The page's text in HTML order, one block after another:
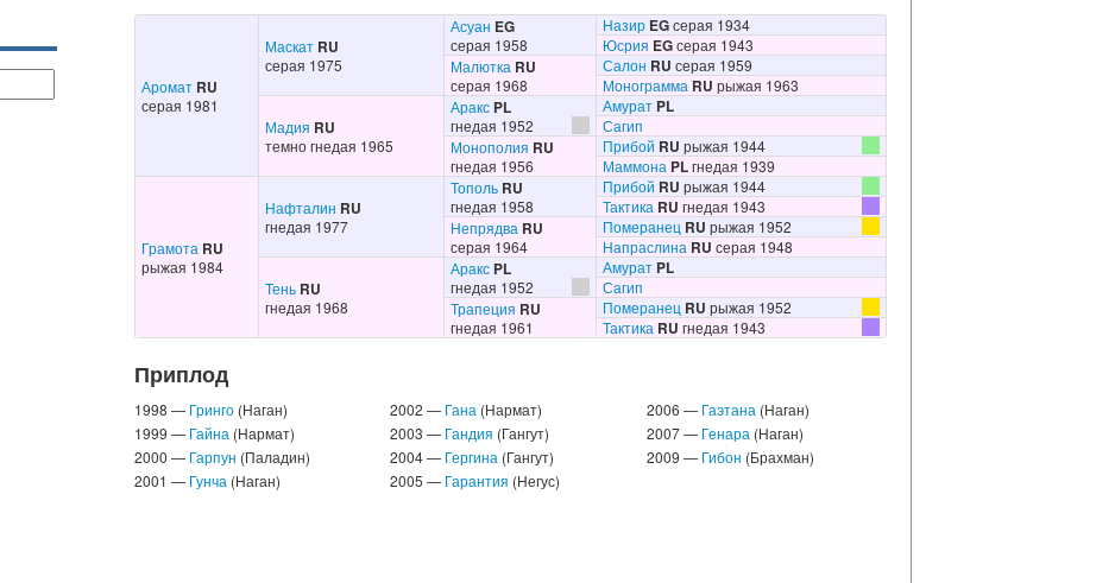
Аромат RU
серая 1981
Маскат RU
серая 1975
Асуан EG
серая 1958
Назир EGсерая 1934
Юсрия EGсерая 1943
Малютка RU
серая 1968
Салон RU серая 1959
Монограмма RU рыжая 1963
Мадия RU
темно гнедая 1965
Аракс PL
гнедая 1952
Амурат PL
Сагип
Монополия RU
гнедая 1956
Прибой RU рыжая 1944
Маммона PLгнедая 1939
Грамота RU
рыжая 1984
Нафталин RU
гнедая 1977
Тополь RU
гнедая 1958
Прибой RU рыжая 1944
Тактика RU гнедая 1943
Непрядва RU
серая 1964
Померанец RU рыжая 1952
Напраслина RU серая 1948
Тень RU
гнедая 1968
Аракс PL
гнедая 1952
Амурат PL
Сагип
Трапеция RU
гнедая 1961
Померанец RU рыжая 1952
Тактика RU гнедая 1943
Приплод
1998 — Гринго(Наган)
1999 — Гайна (Нармат)
2000 — Гарпун (Паладин)
2001 — Гунча (Наган)
2002 — Гана (Нармат)
2003 — Гандия (Гангут)
2004 — Гергина (Гангут)
2005 — Гарантия (Негус)
2006 — Гаэтана (Наган)
2007 — Генара (Наган)
2009 — Гибон (Брахман)